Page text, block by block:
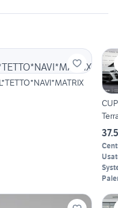
1.5